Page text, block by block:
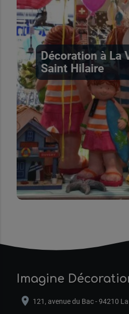
Décoration à La
Saint Hilaire
Imagine
location_on 121, avenue du Bac - 94210